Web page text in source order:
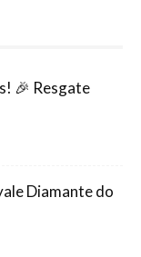
🎉 Resgate
Diamante do